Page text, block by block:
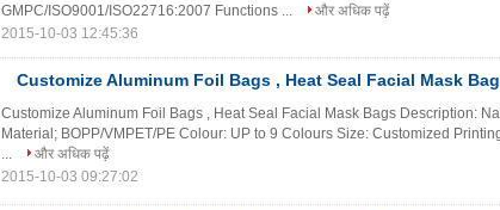
GMPC/ISO9001/ISO22716:2007 Functions ...
और अधिक पढ़ें
2015-10-03 12:45:36
Customize Aluminum Foil Bags , Heat Seal Facial Mask
Customize Aluminum Foil Bags , Heat Seal Facial Mask Bags Description:
Material; BOPP/VMPET/PE Colour: UP to 9 Colours Size: Customized
...
और अधिक पढ़ें
2015-10-03 09:27:02